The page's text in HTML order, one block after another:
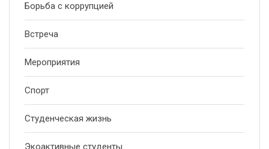
Борьба с коррупцией
Встреча
Мероприятия
Спорт
Студенческая жизнь
Экоактивные студенты